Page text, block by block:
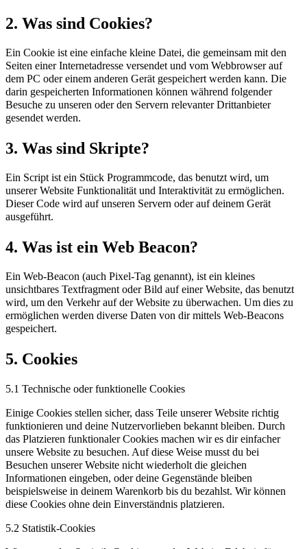
2. Was sind Cookies?
Ein Cookie ist eine einfache kleine Datei, die gemeinsam mit den
Seiten einer Internetadresse versendet und vom Webbrowser auf
dem PC oder einem anderen Gerät gespeichert werden kann. Die
darin gespeicherten Informationen können während folgender
Besuche zu unseren oder den Servern relevanter Drittanbieter
gesendet werden.
3. Was sind Skripte?
Ein Script ist ein Stück Programmcode, das benutzt wird, um
unserer Website Funktionalität und Interaktivität zu ermöglichen.
Dieser Code wird auf unseren Servern oder auf deinem Gerät
ausgeführt.
4. Was ist ein Web Beacon?
Ein Web-Beacon (auch Pixel-Tag genannt), ist ein kleines
unsichtbares Textfragment oder Bild auf einer Website, das benutzt
wird, um den Verkehr auf der Website zu überwachen. Um dies zu
ermöglichen werden diverse Daten von dir mittels Web-Beacons
gespeichert.
5. Cookies
5.1 Technische oder funktionelle Cookies
Einige Cookies stellen sicher, dass Teile unserer Website richtig
funktionieren und deine Nutzervorlieben bekannt bleiben. Durch
das Platzieren funktionaler Cookies machen wir es dir einfacher
unsere Website zu besuchen. Auf diese Weise musst du bei
Besuchen unserer Website nicht wiederholt die gleichen
Informationen eingeben, oder deine Gegenstände bleiben
beispielsweise in deinem Warenkorb bis du bezahlst. Wir können
diese Cookies ohne dein Einverständnis platzieren.
5.2 Statistik-Cookies